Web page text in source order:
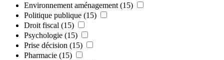
Environnement aménagement (15)
Politique publique (15)
Droit fiscal (15)
Psychologie (15)
Prise décision (15)
Pharmacie (15)